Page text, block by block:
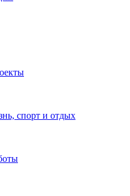
спорт и отдых